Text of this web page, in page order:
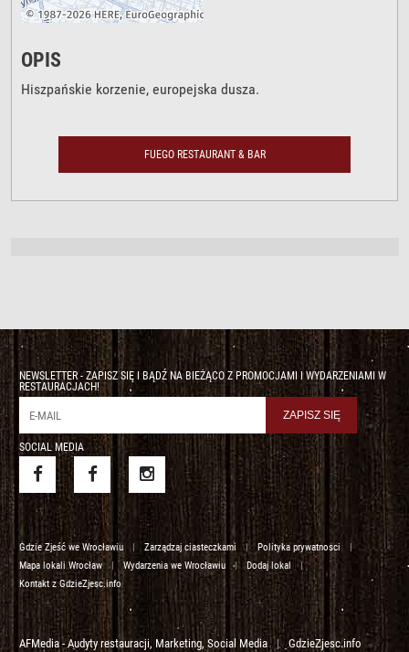
OPIS
Hiszpańskie korzenie, europejska dusza.
FUEGO RESTAURANT & BAR
NEWSLETTER - ZAPISZ SIĘ I BĄDŹ NA BIEŻĄCO Z PROMOCJAMI I WYDARZENIAMI W
RESTAURACJACH!
SOCIAL MEDIA
Gdzie Zjeść we Wrocławiu | Zarządzaj ciasteczkami | Polityka prywatnosci
|
Mapa lokali Wrocław
| Wydarzenia we Wrocławiu | Dodaj lokal
|
Kontakt z GdzieZjesc.info
AFMedia - Audyty restauracji, Marketing, Social Media | GdzieZjesc.info